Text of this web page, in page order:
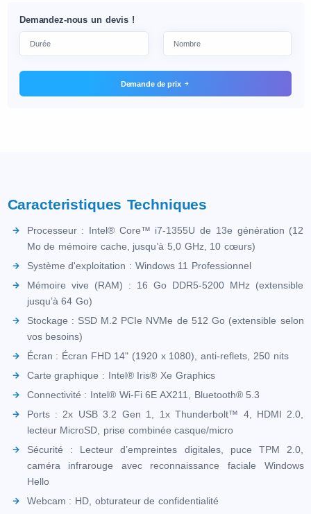
Demandez-nous un devis !
Demande de prix
Caracteristiques Techniques
Processeur : Intel® Core™ i7-1355U de 13e génération (12
Mo de mémoire cache, jusqu’à 5,0 GHz, 10 cœurs)
Système d'exploitation : Windows 11 Professionnel
Mémoire vive (RAM) : 16 Go DDR5-5200 MHz (extensible
jusqu’à 64 Go)
Stockage : SSD M.2 PCIe NVMe de 512 Go (extensible selon
vos besoins)
Écran : Écran FHD 14" (1920 x 1080), anti-reflets, 250 nits
Carte graphique : Intel® Iris® Xe Graphics
Connectivité : Intel® Wi-Fi 6E AX211, Bluetooth® 5.3
Ports : 2x USB 3.2 Gen 1, 1x Thunderbolt™ 4, HDMI 2.0,
lecteur MicroSD, prise combinée casque/micro
Sécurité : Lecteur d’empreintes digitales, puce TPM 2.0,
caméra infrarouge avec reconnaissance faciale Windows
Hello
Webcam : HD, obturateur de confidentialité